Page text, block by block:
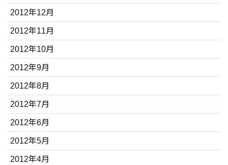
2012年12月
2012年11月
2012年10月
2012年9月
2012年8月
2012年7月
2012年6月
2012年5月
2012年4月